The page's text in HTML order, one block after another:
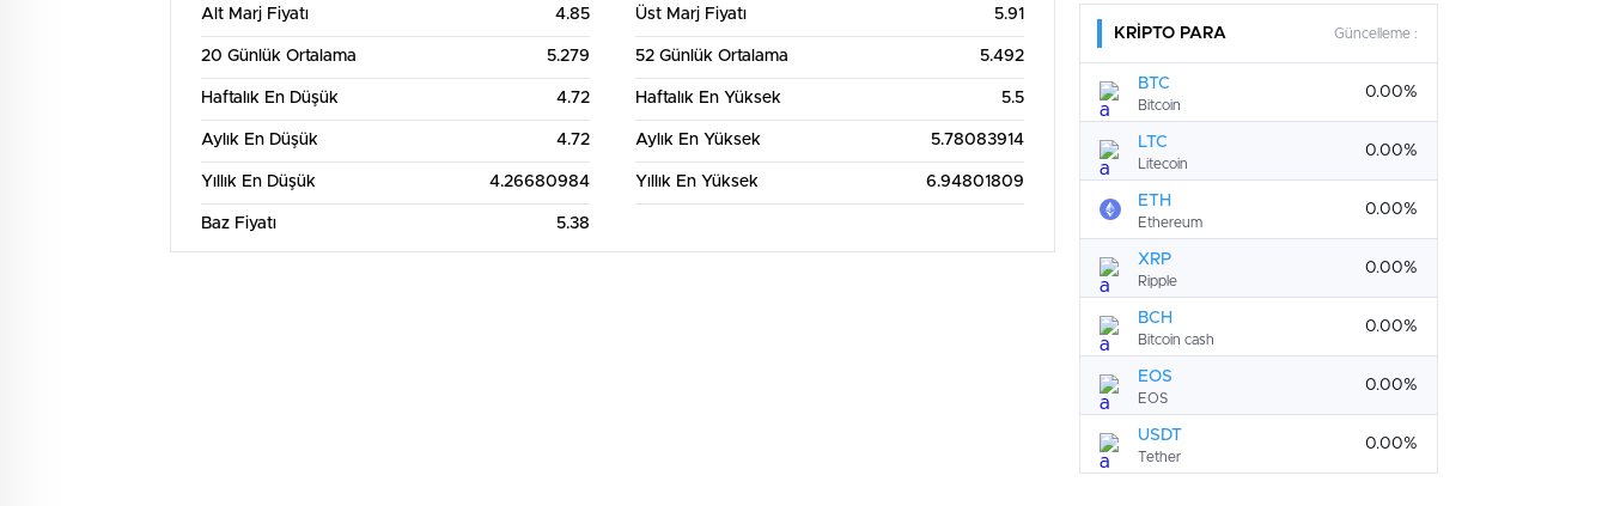
Alt Marj Fiyatı 4.85 Üst Marj Fiyatı 5.91
20 Günlük Ortalama 5.279 52 Günlük Ortalama 5.492
Haftalık En Düşük 4.72 Haftalık En Yüksek 5.5
Aylık En Düşük 4.72 Aylık En Yüksek 5.78083914
Yıllık En Düşük 4.26680984 Yıllık En Yüksek 6.94801809
Baz Fiyatı 5.38
KRİPTO PARA Güncelleme :
BTC
Bitcoin
0.00%
LTC
Litecoin
0.00%
ETH
Ethereum
0.00%
XRP
Ripple
0.00%
BCH
Bitcoin cash
0.00%
EOS
EOS
0.00%
USDT
Tether
0.00%